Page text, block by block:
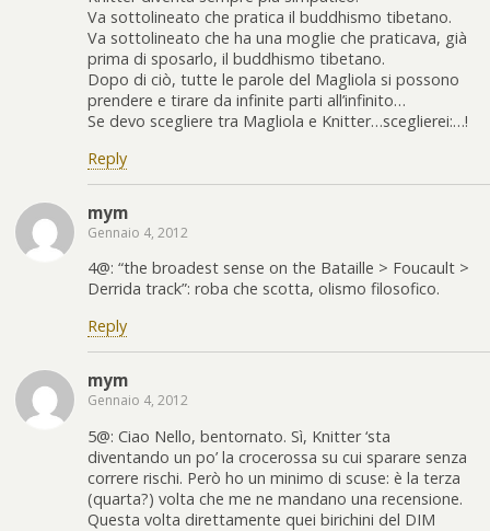
Va sottolineato che pratica il buddhismo tibetano.
Va sottolineato che ha una moglie che praticava, già
prima di sposarlo, il buddhismo tibetano.
Dopo di ciò, tutte le parole del Magliola si possono
prendere e tirare da infinite parti all’infinito…
Se devo scegliere tra Magliola e Knitter…sceglierei:…!
Reply
mym
Gennaio 4, 2012
4@: “the broadest sense on the Bataille > Foucault >
Derrida track”: roba che scotta, olismo filosofico.
Reply
mym
Gennaio 4, 2012
5@: Ciao Nello, bentornato. Sì, Knitter ‘sta
diventando un po’ la crocerossa su cui sparare senza
correre rischi. Però ho un minimo di scuse: è la terza
(quarta?) volta che me ne mandano una recensione.
Questa volta direttamente quei birichini del DIM